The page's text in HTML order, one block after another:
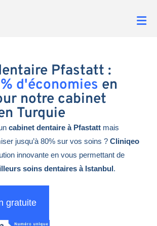
Pfastatt :
d'économies en
notre cabinet
Turquie
cabinet dentaire à Pfastatt mais
jusqu’à 80% sur vos soins ? Cliniqeo
innovante en vous permettant de
soins dentaires à Istanbul.
gratuite